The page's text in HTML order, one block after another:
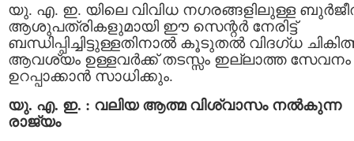
യു. എ. ഇ. യിലെ വിവിധ നഗരങ്ങളിലുള്ള
ആശുപത്രികളുമായി ഈ സെന്റർ നേരിട്ട്
ബന്ധിപ്പിച്ചിട്ടുള്ളതിനാൽ കൂടുതൽ വിദഗ്ധ
ആവശ്യം ഉള്ളവർക്ക് തടസ്സം ഇല്ലാത്ത സേവനം
ഉറപ്പാക്കാൻ സാധിക്കും.
യു. എ. ഇ. : വലിയ ആത്മ വിശ്വാസം നൽകുന്ന
രാജ്യം